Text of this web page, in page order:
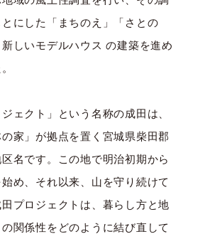
にした「まちのえ」「さとの
しいモデルハウス の建築を進め
ジェクト」という名称の成田は、
の家」が拠点を置く宮城県柴田郡
名です。この地で明治初期から
め、それ以来、山を守り続けて
プロジェクトは、暮らし方と地
関係性をどのように結び直して